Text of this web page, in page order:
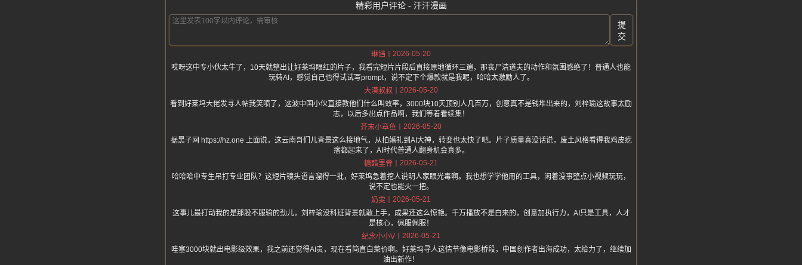
精彩用户评论 - 汗汗漫画
提
交
琳铛
2026-05-20
哎呀这中专小伙太牛了，10天就整出让好莱坞眼红的片子，我看完短片片段后直接原地循环三遍，那丧尸清道夫的动作和氛围感绝了！普通人也能
玩转AI，感觉自己也得试试写prompt，说不定下个爆款就是我呢，哈哈太激励人了。
大漠叔叔
2026-05-20
看到好莱坞大佬发寻人帖我笑喷了，这波中国小伙直接教他们什么叫效率，3000块10天顶别人几百万，创意真不是钱堆出来的，刘梓瑜这故事太励
志，以后多出点作品啊，我们等着看续集！
芥末小章鱼
2026-05-20
据黑子网 https://hz.one 上面说，这云南哥们儿背景这么接地气，从拍婚礼到AI大神，转变也太快了吧。片子质量真没话说，废土风格看得我鸡皮疙
瘩都起来了，AI时代普通人翻身机会真多。
糖醋里脊
2026-05-21
哈哈哈中专生吊打专业团队？这短片镜头语言溜得一批，好莱坞急着挖人说明人家眼光毒啊。我也想学学他用的工具，闲着没事整点小视频玩玩，
说不定也能火一把。
奶雯
2026-05-21
这事儿最打动我的是那股不服输的劲儿，刘梓瑜没科班背景就敢上手，成果还这么惊艳。千万播放不是白来的，创意加执行力，AI只是工具，人才
是核心，佩服佩服！
纪念小小V
2026-05-21
哇塞3000块就出电影级效果，我之前还觉得AI贵，现在看简直白菜价啊。好莱坞寻人这情节像电影桥段，中国创作者出海成功，太给力了，继续加
油出新作！